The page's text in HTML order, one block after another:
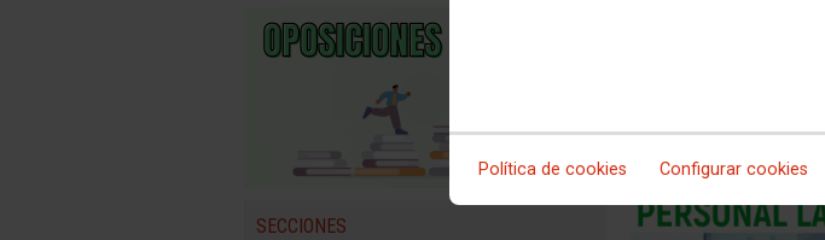
Política de cookies Configurar cookies
SECCIONES
24/04/2023